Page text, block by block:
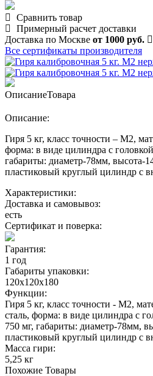
Сравнить товар
Примерный расчет доставки
Доставка по Москве от 1000 руб.
Все сертификаты производителя
ОписаниеТовара
Описание:
Гиря 5 кг, класс точности – М2,
форма: в виде цилиндра с
габариты: диаметр-78мм, высота-
пластиковый круглый цилиндр с
Характеристики:
Доставка и самовывоз:
есть
Сертификат и поверка:
Гарантия:
1 год
Габариты упаковки:
120х120х180
Функции:
Гиря 5 кг, класс точности - М2,
сталь, форма: в виде цилиндра с
750 мг, габариты: диаметр-78мм,
пластиковый круглый цилиндр с
Масса гири:
5,25 кг
Похожие Товары